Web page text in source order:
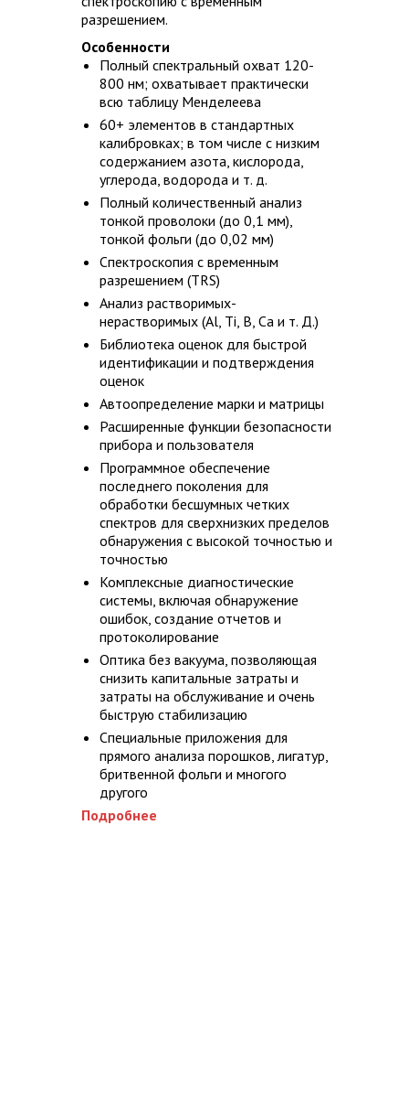
разрешением.
Особенности
Полный спектральный охват 120-
800 нм; охватывает практически
всю таблицу Менделеева
60+ элементов в стандартных
калибровках; в том числе с низким
содержанием азота, кислорода,
углерода, водорода и т. д.
Полный количественный анализ
тонкой проволоки (до 0,1 мм),
тонкой фольги (до 0,02 мм)
Спектроскопия с временным
разрешением (TRS)
Анализ растворимых-
нерастворимых (Al, Ti, B, Ca и т. Д.)
Библиотека оценок для быстрой
идентификации и подтверждения
оценок
Автоопределение марки и матрицы
Расширенные функции безопасности
прибора и пользователя
Программное обеспечение
последнего поколения для
обработки бесшумных четких
спектров для сверхнизких пределов
обнаружения с высокой точностью и
точностью
Комплексные диагностические
системы, включая обнаружение
ошибок, создание отчетов и
протоколирование
Оптика без вакуума, позволяющая
снизить капитальные затраты и
затраты на обслуживание и очень
быструю стабилизацию
Специальные приложения для
прямого анализа порошков, лигатур,
бритвенной фольги и многого
другого
Подробнее